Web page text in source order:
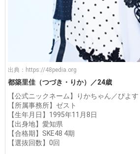
出典： https://48pedia.org
都築里佳（つづき・りか）／24歳
【公式ニックネーム】りかちゃん／ぴよす
【所属事務所】ゼスト
【生年月日】1995年11月8日
【出身地】愛知県
【合格期】SKE48 4期
【選抜回数】0回